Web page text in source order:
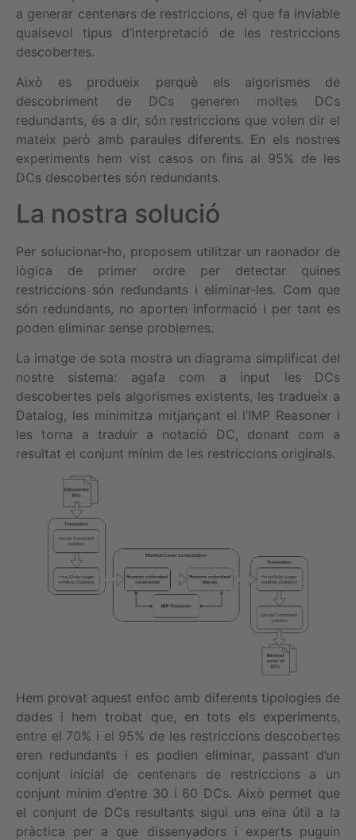
a generar centenars de restriccions, el que fa inviable
qualsevol tipus d’interpretació de les restriccions
descobertes.
Això es produeix perquè els algorismes de
descobriment de DCs generen moltes DCs
redundants, és a dir, són restriccions que volen dir el
mateix però amb paraules diferents. En els nostres
experiments hem vist casos on fins al 95% de les
DCs descobertes són redundants.
La nostra solució
Per solucionar-ho, proposem utilitzar un raonador de
lògica de primer ordre per detectar quines
restriccions són redundants i eliminar-les. Com que
són redundants, no aporten informació i per tant es
poden eliminar sense problemes.
La imatge de sota mostra un diagrama simplificat del
nostre sistema: agafa com a input les DCs
descobertes pels algorismes existents, les tradueix a
Datalog, les minimitza mitjançant el l’IMP Reasoner i
les torna a traduir a notació DC, donant com a
resultat el conjunt mínim de les restriccions originals.
Hem provat aquest enfoc amb diferents tipologies de
dades i hem trobat que, en tots els experiments,
entre el 70% i el 95% de les restriccions descobertes
eren redundants i es podien eliminar, passant d’un
conjunt inicial de centenars de restriccions a un
conjunt mínim d’entre 30 i 60 DCs. Això permet que
el conjunt de DCs resultants sigui una eina útil a la
pràctica per a que dissenyadors i experts puguin